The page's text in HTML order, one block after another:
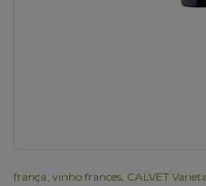
frança vinho frances CALVET